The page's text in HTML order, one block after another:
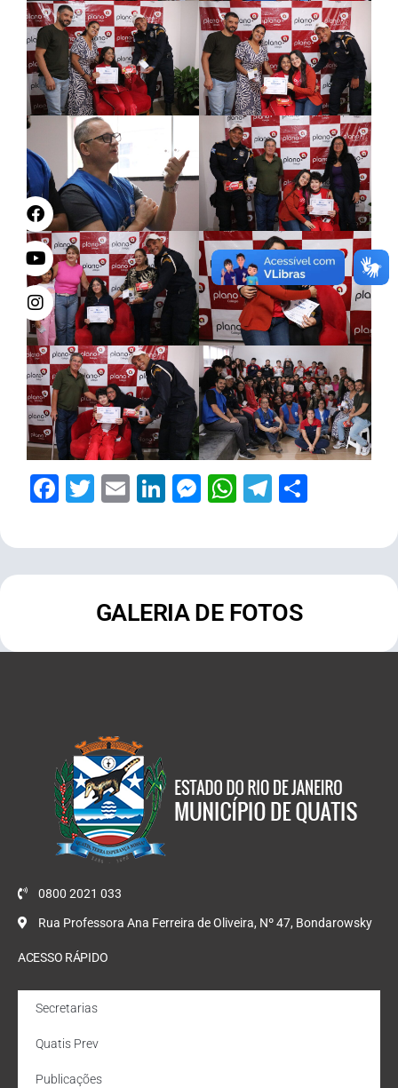
Facebook
Twitter
EmailLinkedIn
Messenger
WhatsApp
Telegram
GALERIA DE FOTOS
0800 2021 033
Rua Professora Ana Ferreira de Oliveira, Nº 47, Bondarowsky
ACESSO RÁPIDO
Secretarias
Quatis Prev
Publicações